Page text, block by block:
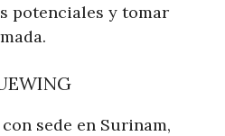
potenciales y tomar
sede en Surinam,